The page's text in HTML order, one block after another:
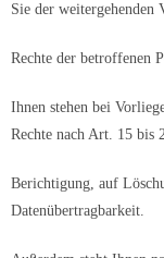
Sie der weitergehenden
Rechte der betroffenen
Ihnen stehen bei
Rechte nach Art. 15 bis
Berichtigung, auf
Datenübertragbarkeit.